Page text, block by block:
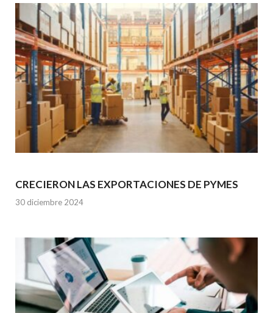
CRECIERON LAS EXPORTACIONES DE PYMES
30 diciembre 2024